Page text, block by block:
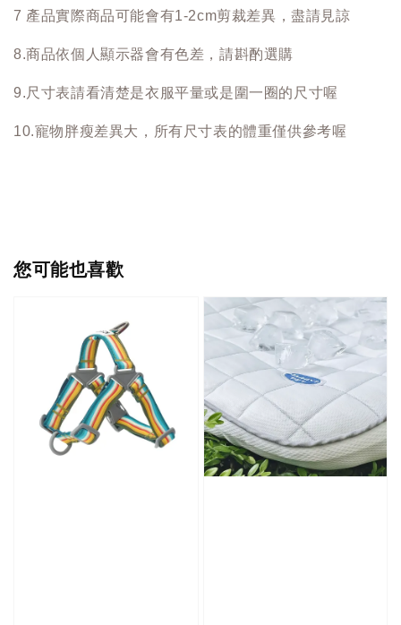
7 產品實際商品可能會有1-2cm剪裁差異，盡請見諒
8.商品依個人顯示器會有色差，請斟酌選購
9.尺寸表請看清楚是衣服平量或是圍一圈的尺寸喔
10.寵物胖瘦差異大，所有尺寸表的體重僅供參考喔
您可能也喜歡